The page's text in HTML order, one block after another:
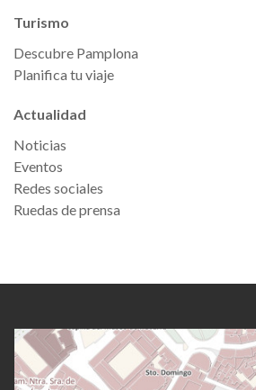
Turismo
Descubre Pamplona
Planifica tu viaje
Actualidad
Noticias
Eventos
Redes sociales
Ruedas de prensa